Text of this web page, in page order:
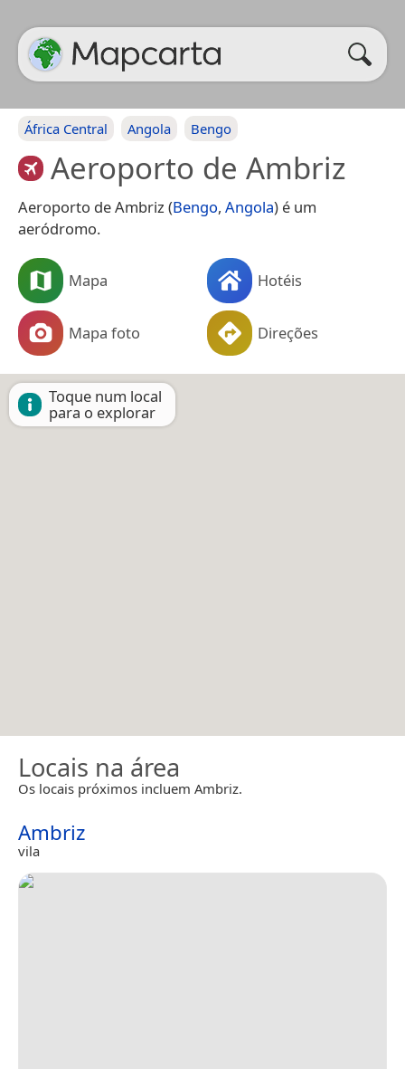
África Central Angola Bengo
Aeroporto de Ambriz
Aeroporto de Ambriz (Bengo, Angola) é um
aeródromo.
Mapa Hotéis
Mapa foto Direções
Toque num local
para o explorar
Locais na área
Os locais próximos incluem Ambriz.
Ambriz
vila